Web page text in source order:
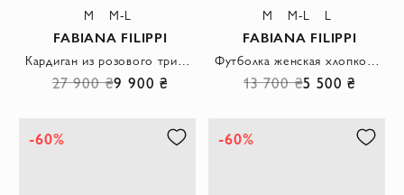
M M-L
FABIANA FILIPPI
Кардиган из розового трикотажа с мерцающей отделкой и лаконичным силуэтом
27 900 ₴9 900 ₴
M M-L L
FABIANA FILIPPI
Футболка женская хлопковая белая в рубчик
13 700 ₴5 500 ₴
-60% -60%